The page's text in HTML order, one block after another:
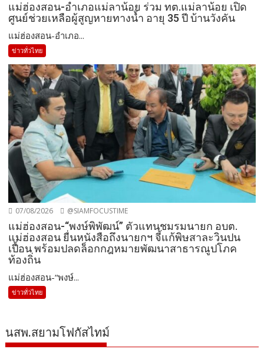
แม่ฮ่องสอน-อำเภอแม่ลาน้อย ร่วม ทต.แม่ลาน้อย เปิด
ศูนย์ช่วยเหลือผู้สูญหายทางน้ำ อายุ 35 ปี บ้านวังคัน
แม่ฮ่องสอน-อำเภอ...
ข่าวทั่วไทย
07/08/2026 @SIAMFOCUSTIME
แม่ฮ่องสอน-“พงษ์พิพัฒน์” ตัวแทนชมรมนายก อบต.
แม่ฮ่องสอน ยื่นหนังสือถึงนายกฯ จี้แก้พิษสาละวินปน
เปื้อน พร้อมปลดล็อกกฎหมายพัฒนาสาธารณูปโภค
ท้องถิ่น
แม่ฮ่องสอน-“พงษ์...
ข่าวทั่วไทย
นสพ.สยามโฟกัสไทม์